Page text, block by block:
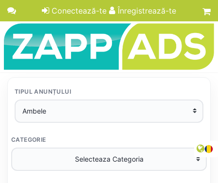
Conectează-te Înregistrează-te
TIPUL ANUNȚULUI
CATEGORIE